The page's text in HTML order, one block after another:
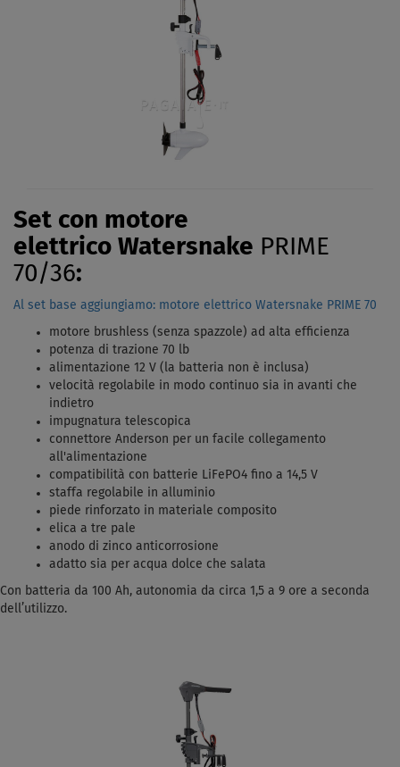
Set con motore
elettrico Watersnake PRIME
70/36:
Al set base aggiungiamo: motore elettrico Watersnake PRIME 70
motore brushless (senza spazzole) ad alta efficienza
potenza di trazione 70 lb
alimentazione 12 V (la batteria non è inclusa)
velocità regolabile in modo continuo sia in avanti che
indietro
impugnatura telescopica
connettore Anderson per un facile collegamento
all'alimentazione
compatibilità con batterie LiFePO4 fino a 14,5 V
staffa regolabile in alluminio
piede rinforzato in materiale composito
elica a tre pale
anodo di zinco anticorrosione
adatto sia per acqua dolce che salata
Con batteria da 100 Ah, autonomia da circa 1,5 a 9 ore a seconda
dell’utilizzo.